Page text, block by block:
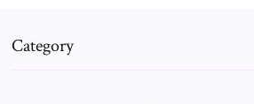
Category